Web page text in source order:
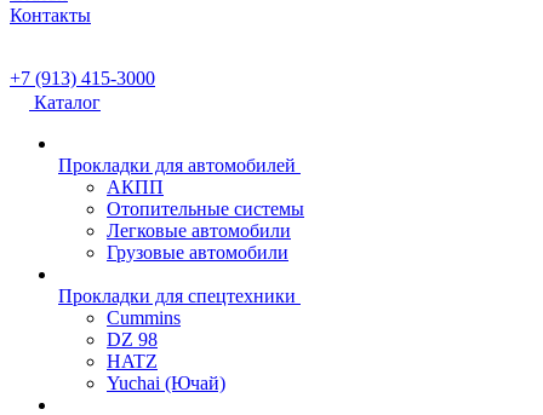
Контакты
+7 (913) 415-3000
Каталог
Прокладки для автомобилей
АКПП
Отопительные системы
Легковые автомобили
Грузовые автомобили
Прокладки для спецтехники
Cummins
DZ 98
HATZ
Yuchai (Ючай)